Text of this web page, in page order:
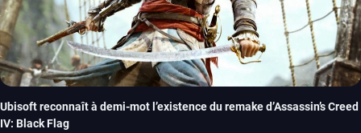
Ubisoft reconnaît à demi-mot l’existence du remake d’Assassin’s Creed
IV: Black Flag